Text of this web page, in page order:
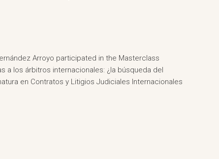
Arroyo participated in the Masterclass
a los árbitros internacionales: ¿la búsqueda del
en Contratos y Litigios Judiciales Internacionales